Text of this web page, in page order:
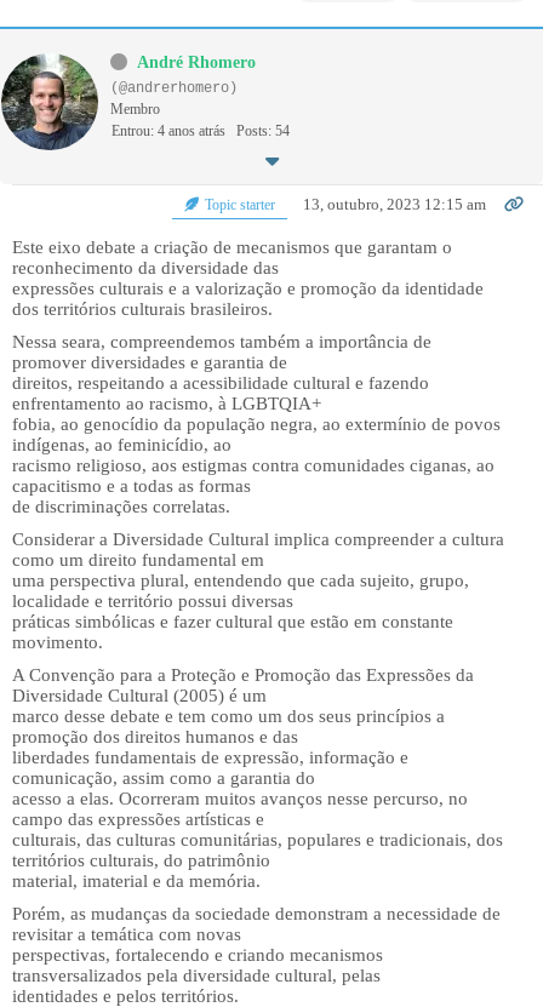
André Rhomero
(@andrerhomero)
Membro
Entrou: 4 anos atrás
Posts: 54
Topic starter 13, outubro, 2023 12:15 am
Este eixo debate a criação de mecanismos que garantam o
reconhecimento da diversidade das
expressões culturais e a valorização e promoção da identidade
dos territórios culturais brasileiros.
Nessa seara, compreendemos também a importância de
promover diversidades e garantia de
direitos, respeitando a acessibilidade cultural e fazendo
enfrentamento ao racismo, à LGBTQIA+
fobia, ao genocídio da população negra, ao extermínio de povos
indígenas, ao feminicídio, ao
racismo religioso, aos estigmas contra comunidades ciganas, ao
capacitismo e a todas as formas
de discriminações correlatas.
Considerar a Diversidade Cultural implica compreender a cultura
como um direito fundamental em
uma perspectiva plural, entendendo que cada sujeito, grupo,
localidade e território possui diversas
práticas simbólicas e fazer cultural que estão em constante
movimento.
A Convenção para a Proteção e Promoção das Expressões da
Diversidade Cultural (2005) é um
marco desse debate e tem como um dos seus princípios a
promoção dos direitos humanos e das
liberdades fundamentais de expressão, informação e
comunicação, assim como a garantia do
acesso a elas. Ocorreram muitos avanços nesse percurso, no
campo das expressões artísticas e
culturais, das culturas comunitárias, populares e tradicionais, dos
territórios culturais, do patrimônio
material, imaterial e da memória.
Porém, as mudanças da sociedade demonstram a necessidade de
revisitar a temática com novas
perspectivas, fortalecendo e criando mecanismos
transversalizados pela diversidade cultural, pelas
identidades e pelos territórios.